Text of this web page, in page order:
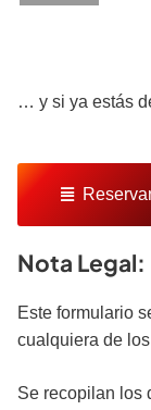
… y si ya estás
Nota Legal:
Este formulario
cualquiera de
Se recopilan los